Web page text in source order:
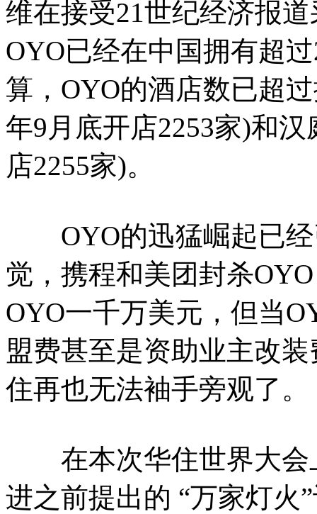
维在接受21世纪经济报
OYO已经在中国拥有超
算，OYO的酒店数已超
年9月底开店2253家)和
店2255家)。
OYO的迅猛崛起已经
觉，携程和美团封杀
OYO一千万美元，但当
盟费甚至是资助业主改
住再也无法袖手旁观了。
在本次华住世界大会
进之前提出的 “万家灯火